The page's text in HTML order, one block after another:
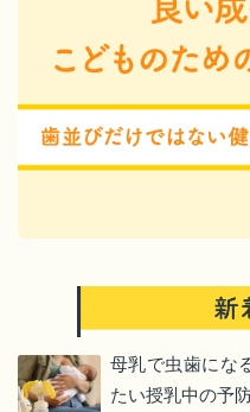
母乳で虫歯にな
たい授乳中の予